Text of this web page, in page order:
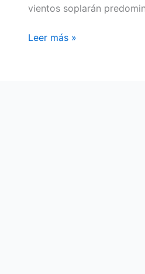
vientos soplarán
Leer más »